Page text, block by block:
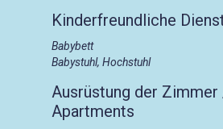
Kinderfreundliche
Babybett
Babystuhl, Hochstuhl
Ausrüstung der
Apartments